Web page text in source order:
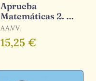
Aprueba
Matemáticas 2. º
eso. Cuaderno del
Alumno.
AA.VV.
15,25 €